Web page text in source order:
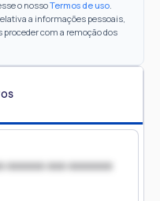
o nossoTermos de uso.
a informações pessoais,
proceder com a remoção dos
xxxxxx xxx xxxxxxx